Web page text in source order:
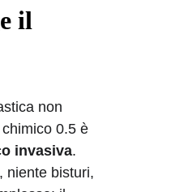
il
non
0.5 è
invasiva.
niente bisturi,